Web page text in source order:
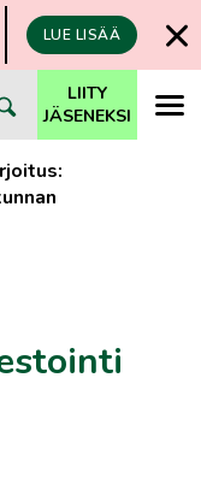
LUE LISÄÄ
LIITY
JÄSENEKSI